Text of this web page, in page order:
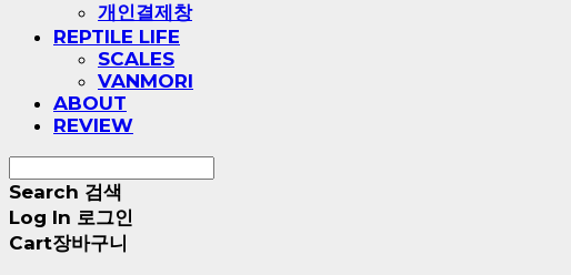
개인결제창
REPTILE LIFE
SCALES
VANMORI
ABOUT
REVIEW
Search 검색
Log In 로그인
Cart장바구니